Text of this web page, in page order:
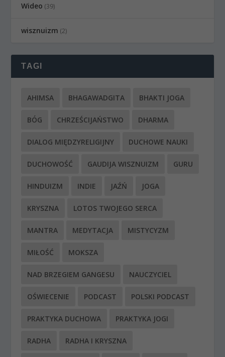
Wideo (39)
wisznuizm (2)
TAGI
AHIMSA BHAGAWADGITA BHAKTI JOGA
BÓG CHRZEŚCIJAŃSTWO DHARMA
DIALOG MIĘDZYRELIGIJNY DUCHOWE NAUKI
DUCHOWOŚĆ GAUDIJA WISZNUIZM GURU
HINDUIZM INDIE JAŹŃ JOGA
KRYSZNA LOTOS TWOJEGO SERCA
MANTRA MEDYTACJA MISTYCYZM
MIŁOŚĆ MOKSZA
NAD BRZEGIEM GANGESU NAUCZYCIEL
OŚWIECENIE PODCAST POLSKI PODCAST
PRAKTYKA DUCHOWA PRAKTYKA JOGI
RADHA RADHA I KRYSZNA